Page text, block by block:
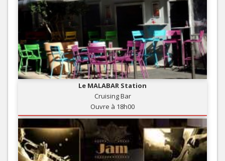
Le MALABAR Station
Cruising Bar
Ouvre à 18h00